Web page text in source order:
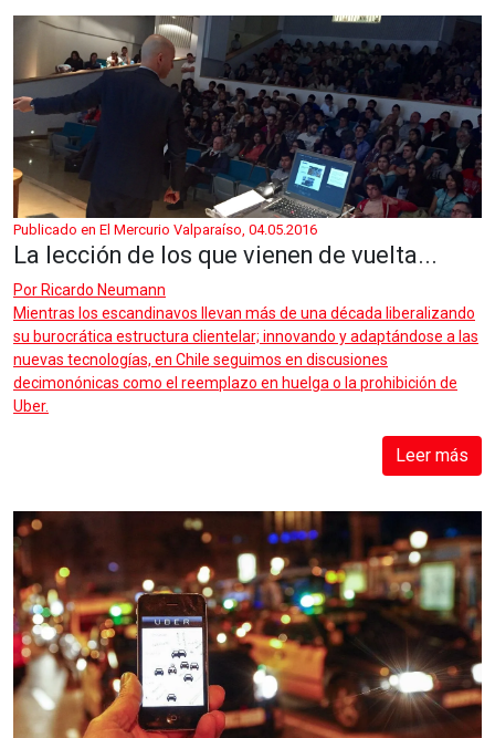
Publicado en El Mercurio Valparaíso, 04.05.2016
La lección de los que vienen de vuelta...
Por Ricardo Neumann
Mientras los escandinavos llevan más de una década liberalizando
su burocrática estructura clientelar; innovando y adaptándose a las
nuevas tecnologías, en Chile seguimos en discusiones
decimonónicas como el reemplazo en huelga o la prohibición de
Uber.
Leer más